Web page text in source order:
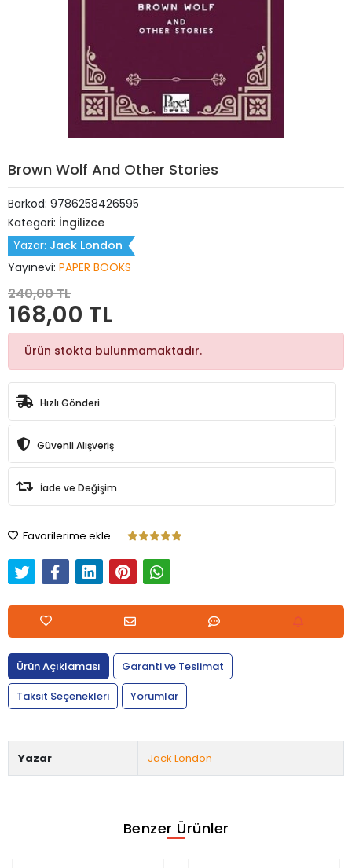
Brown Wolf And Other Stories
Barkod: 9786258426595
Kategori: İngilizce
Yazar: Jack London
Yayınevi: PAPER BOOKS
240,00 TL
168,00 TL
Ürün stokta bulunmamaktadır.
Hızlı Gönderi
Güvenli Alışveriş
İade ve Değişim
Favorilerime ekle
Ürün Açıklaması
Garanti ve Teslimat
Taksit Seçenekleri
Yorumlar
Yazar Jack London
Benzer Ürünler